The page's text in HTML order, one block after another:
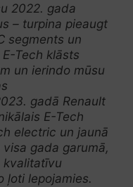
2022. gada
– turpina pieaugt
segments un
Tech klāsts
un ierindo mūsu
gadā Renault
E-Tech
electric un jaunā
gada garumā,
kvalitatīvu
ļoti lepojamies.